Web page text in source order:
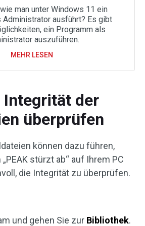
man unter Windows 11 ein
Administrator ausführt? Es gibt
ein Programm als
auszuführen.
MEHR LESEN
Integrität der
überprüfen
können dazu führen,
stürzt ab“ auf Ihrem PC
die Integrität zu überprüfen.
und gehen Sie zur Bibliothek.